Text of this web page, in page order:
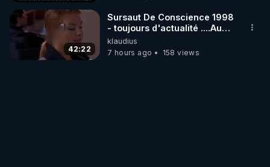
42:22
Sursaut De Conscience 1998
- toujours d'actualité ....Au
Dela Du Réel
klaudius
7 hours ago
158 views